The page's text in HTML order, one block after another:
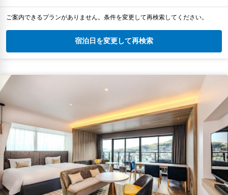
ご案内できるプランがありません。条件を変更して再検索してください。
宿泊日を変更して再検索